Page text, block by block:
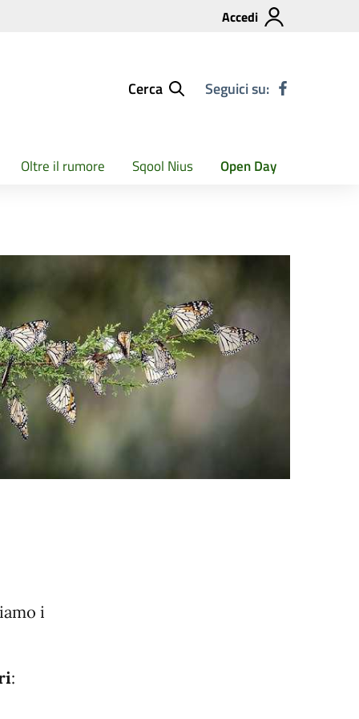
Accedi
Cerca Seguici su:
Oltre il rumore Sqool Nius Open Day
i
: